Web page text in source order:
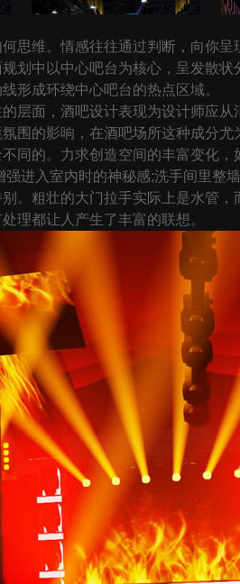
维。情感往往通过判断，向你呈
划中以中心吧台为核心，呈发散
形成环绕中心吧台的热点区域。
面，酒吧设计表现为设计师应从
的影响，在酒吧场所这种成分尤
同的。力求创造空间的丰富变化
进入室内时的神秘感;洗手间里整
。粗壮的大门拉手实际上是水管
理都让人产生了丰富的联想。